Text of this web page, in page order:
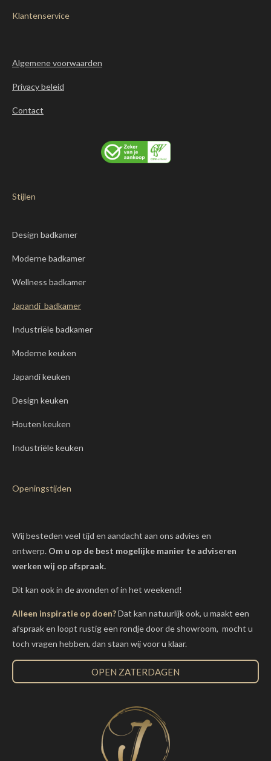
Klantenservice
Algemene voorwaarden
Privacy beleid
Contact
Stijlen
Design badkamer
Moderne badkamer
Wellness badkamer
Japandi badkamer
Industriële badkamer
Moderne keuken
Japandi keuken
Design keuken
Houten keuken
Industriële keuken
Openingstijden
Wij besteden veel tijd en aandacht aan ons advies en
ontwerp. Om u op de best mogelijke manier te adviseren
werken wij op afspraak.
Dit kan ook in de avonden of in het weekend!
Alleen inspiratie op doen?Dat kan natuurlijk ook, u maakt een
afspraak en loopt rustig een rondje door de showroom, mocht u
toch vragen hebben, dan staan wij voor u klaar.
OPEN ZATERDAGEN